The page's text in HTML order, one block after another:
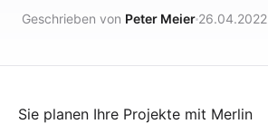
Geschrieben von Peter Meier 26.04.2022
Sie planen Ihre Projekte mit Merlin